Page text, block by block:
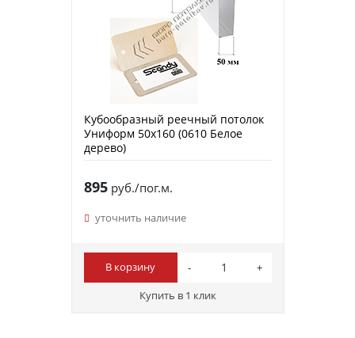
Кубообразный реечный потолок
Униформ 50х160 (0610 Белое
дерево)
895руб./пог.м.
уточнить наличие
В корзину
Купить в 1 клик